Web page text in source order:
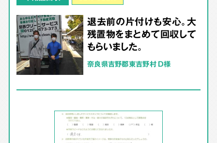
退去前の片付けも安心。大
残置物をまとめて回収して
もらいました。
奈良県吉野郡東吉野村 D様